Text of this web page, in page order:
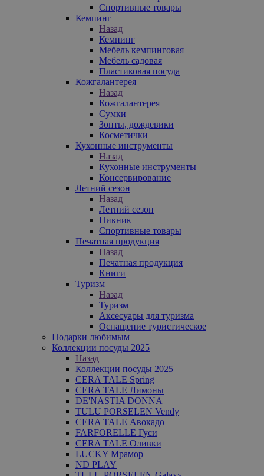
Спортивные товары
Кемпинг
Назад
Кемпинг
Мебель кемпинговая
Мебель садовая
Пластиковая посуда
Кожгалантерея
Назад
Кожгалантерея
Сумки
Зонты, дождевики
Косметички
Кухонные инструменты
Назад
Кухонные инструменты
Консервирование
Летний сезон
Назад
Летний сезон
Пикник
Спортивные товары
Печатная продукция
Назад
Печатная продукция
Книги
Туризм
Назад
Туризм
Аксесуары для туризма
Оснащение туристическое
Подарки любимым
Коллекции посуды 2025
Назад
Коллекции посуды 2025
CERA TALE Spring
CERA TALE Лимоны
DE'NASTIA DONNA
TULU PORSELEN Vendy
CERA TALE Авокадо
FARFORELLE Гуси
CERA TALE Оливки
LUCKY Мрамор
ND PLAY